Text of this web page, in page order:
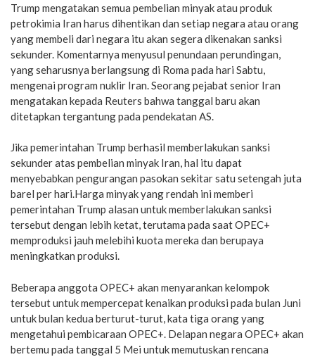
Trump mengatakan semua pembelian minyak atau produk
petrokimia Iran harus dihentikan dan setiap negara atau orang
yang membeli dari negara itu akan segera dikenakan sanksi
sekunder. Komentarnya menyusul penundaan perundingan,
yang seharusnya berlangsung di Roma pada hari Sabtu,
mengenai program nuklir Iran. Seorang pejabat senior Iran
mengatakan kepada Reuters bahwa tanggal baru akan
ditetapkan tergantung pada pendekatan AS.
Jika pemerintahan Trump berhasil memberlakukan sanksi
sekunder atas pembelian minyak Iran, hal itu dapat
menyebabkan pengurangan pasokan sekitar satu setengah juta
barel per hari.Harga minyak yang rendah ini memberi
pemerintahan Trump alasan untuk memberlakukan sanksi
tersebut dengan lebih ketat, terutama pada saat OPEC+
memproduksi jauh melebihi kuota mereka dan berupaya
meningkatkan produksi.
Beberapa anggota OPEC+ akan menyarankan kelompok
tersebut untuk mempercepat kenaikan produksi pada bulan Juni
untuk bulan kedua berturut-turut, kata tiga orang yang
mengetahui pembicaraan OPEC+. Delapan negara OPEC+ akan
bertemu pada tanggal 5 Mei untuk memutuskan rencana